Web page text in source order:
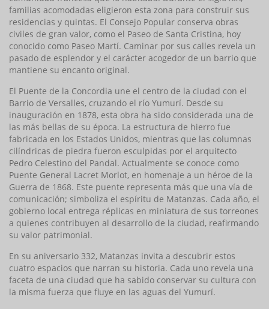
familias acomodadas eligieron esta zona para construir sus
residencias y quintas. El Consejo Popular conserva obras
civiles de gran valor, como el Paseo de Santa Cristina, hoy
conocido como Paseo Martí. Caminar por sus calles revela un
pasado de esplendor y el carácter acogedor de un barrio que
mantiene su encanto original.
El Puente de la Concordia une el centro de la ciudad con el
Barrio de Versalles, cruzando el río Yumurí. Desde su
inauguración en 1878, esta obra ha sido considerada una de
las más bellas de su época. La estructura de hierro fue
fabricada en los Estados Unidos, mientras que las columnas
cilíndricas de piedra fueron esculpidas por el arquitecto
Pedro Celestino del Pandal. Actualmente se conoce como
Puente General Lacret Morlot, en homenaje a un héroe de la
Guerra de 1868. Este puente representa más que una vía de
comunicación; simboliza el espíritu de Matanzas. Cada año, el
gobierno local entrega réplicas en miniatura de sus torreones
a quienes contribuyen al desarrollo de la ciudad, reafirmando
su valor patrimonial.
En su aniversario 332, Matanzas invita a descubrir estos
cuatro espacios que narran su historia. Cada uno revela una
faceta de una ciudad que ha sabido conservar su cultura con
la misma fuerza que fluye en las aguas del Yumurí.